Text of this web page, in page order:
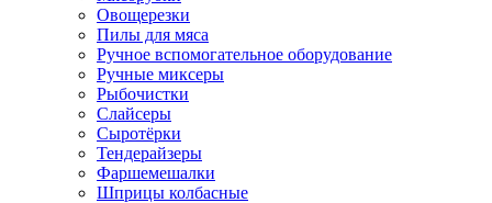
Овощерезки
Пилы для мяса
Ручное вспомогательное оборудование
Ручные миксеры
Рыбочистки
Слайсеры
Сыротёрки
Тендерайзеры
Фаршемешалки
Шприцы колбасные